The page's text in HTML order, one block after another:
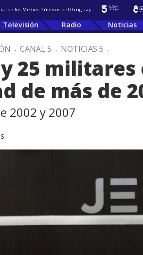
de los Medios Públicos del Uruguay
Televisión Radio Noticias
. CANAL 5 . NOTICIAS 5 .
25
de más de
2002 y 2007